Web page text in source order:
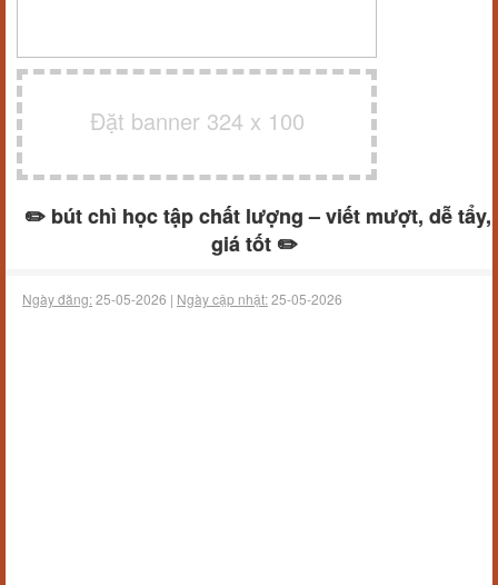
Đặt banner 324 x 100
✏️ bút chì học tập chất lượng – viết mượt, dễ tẩy,
giá tốt ✏️
Ngày đăng:25-05-2026 | Ngày cập nhật:25-05-2026